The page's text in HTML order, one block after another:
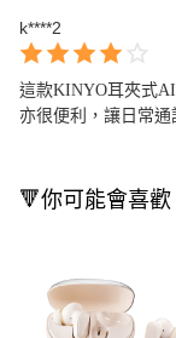
k****2
這款KINYO耳夾式
亦很便利，讓日常通
🔻你可能會喜歡